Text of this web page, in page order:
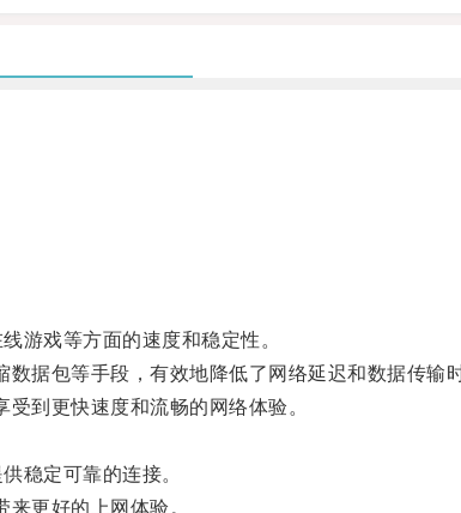
戏等方面的速度和稳定性。
包等手段，有效地降低了网络延迟和数据传输时
到更快速度和流畅的网络体验。
稳定可靠的连接。
更好的上网体验。